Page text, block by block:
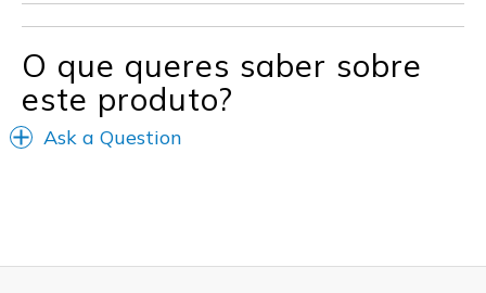
Travel
Sizing
Feels true to size
O que queres saber sobre
este produto?
Ask a Question